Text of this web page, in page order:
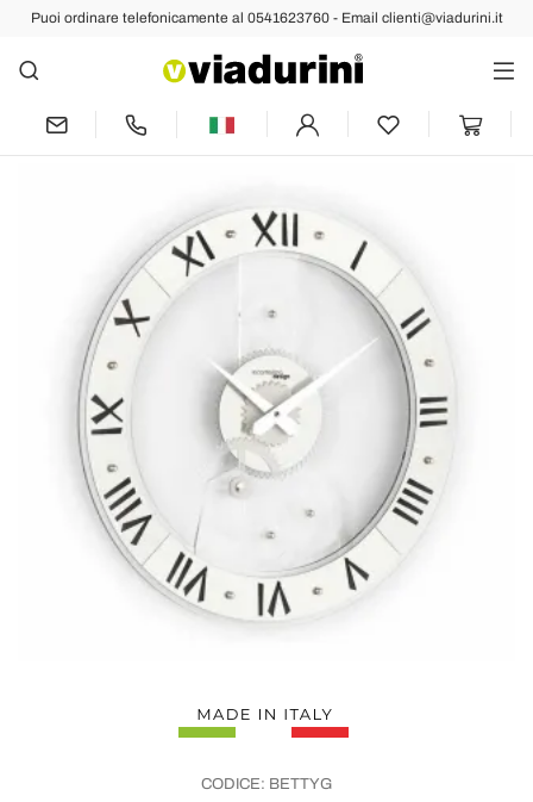
Puoi ordinare telefonicamente al 0541623760 - Email clienti@viadurini.it
Indietro Prec Succ
Orologio da muro Betty Grande, made
in Italy
CODICE: BETTYG